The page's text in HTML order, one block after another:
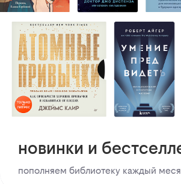
новинки и
пополняем библиотеку каждый